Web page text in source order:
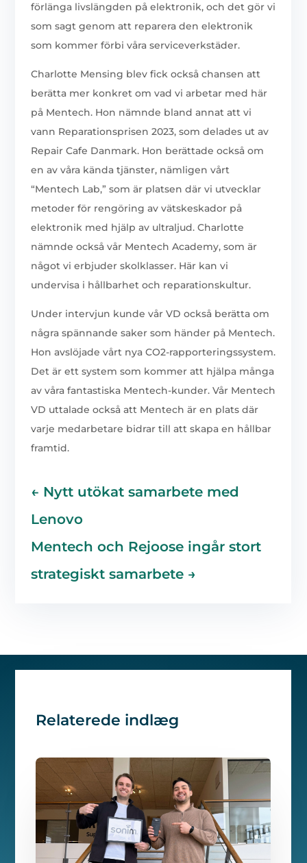
förlänga livslängden på elektronik, och det gör vi
som sagt genom att reparera den elektronik
som kommer förbi våra serviceverkstäder.
Charlotte Mensing blev fick också chansen att
berätta mer konkret om vad vi arbetar med här
på Mentech. Hon nämnde bland annat att vi
vann Reparationsprisen 2023, som delades ut av
Repair Cafe Danmark. Hon berättade också om
en av våra kända tjänster, nämligen vårt
“Mentech Lab,” som är platsen där vi utvecklar
metoder för rengöring av vätskeskador på
elektronik med hjälp av ultraljud. Charlotte
nämnde också vår Mentech Academy, som är
något vi erbjuder skolklasser. Här kan vi
undervisa i hållbarhet och reparationskultur.
Under intervjun kunde vår VD också berätta om
några spännande saker som händer på Mentech.
Hon avslöjade vårt nya CO2-rapporteringssystem.
Det är ett system som kommer att hjälpa många
av våra fantastiska Mentech-kunder. Vår Mentech
VD uttalade också att Mentech är en plats där
varje medarbetare bidrar till att skapa en hållbar
framtid.
← Nytt utökat samarbete med
Lenovo
Mentech och Rejoose ingår stort
strategiskt samarbete→
Relaterede indlæg